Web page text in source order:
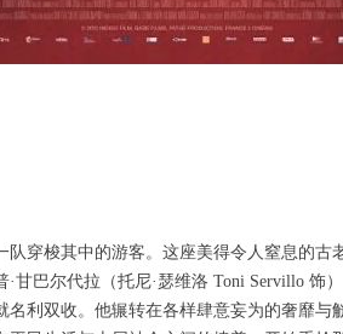
队穿梭其中的游客。这座美得令人窒息的
·甘巴尔代拉（托尼·瑟维洛 Toni Servillo
名利双收。他辗转在各样肆意妄为的奢靡